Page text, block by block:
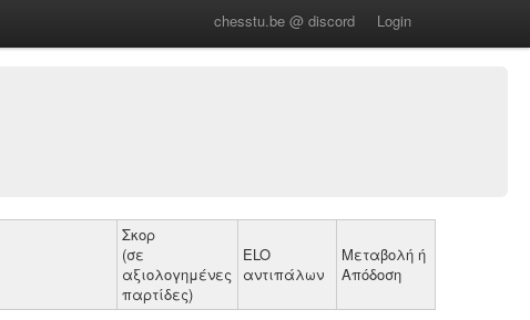
chesstu.be @ discord Login
Σκορ
(σε
αξιολογημένες
παρτίδες)
ELO
αντιπάλων
Μεταβολή ή
Απόδοση